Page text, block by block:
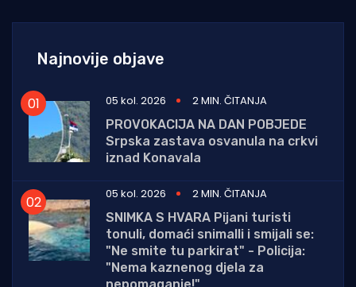
Najnovije objave
05 kol. 2026
2 MIN. ČITANJA
PROVOKACIJA NA DAN POBJEDE
Srpska zastava osvanula na crkvi
iznad Konavala
05 kol. 2026
2 MIN. ČITANJA
SNIMKA S HVARA Pijani turisti
tonuli, domaći snimalli i smijali se:
"Ne smite tu parkirat" - Policija:
"Nema kaznenog djela za